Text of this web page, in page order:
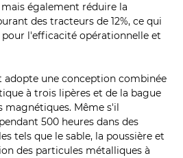
également réduire la
des tracteurs de 12%, ce qui
l'efficacité opérationnelle et
une conception combinée
à trois lipères et de la bague
magnétiques. Même s'il
500 heures dans des
tels que le sable, la poussière et
des particules métalliques à